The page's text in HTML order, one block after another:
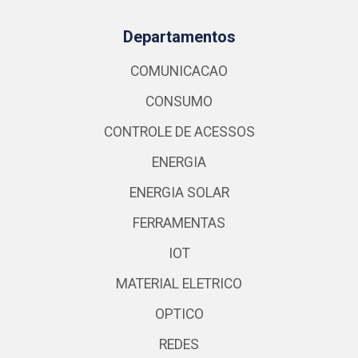
Departamentos
COMUNICACAO
CONSUMO
CONTROLE DE ACESSOS
ENERGIA
ENERGIA SOLAR
FERRAMENTAS
IOT
MATERIAL ELETRICO
OPTICO
REDES